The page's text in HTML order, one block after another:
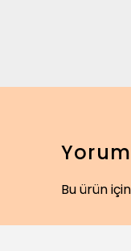
Bu ürün